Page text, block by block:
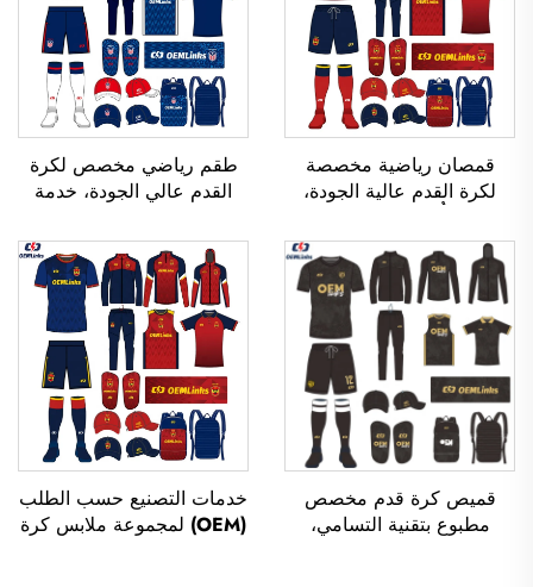
قمصان رياضية مخصصة
لكرة القدم عالية الجودة،
الطلب (OEM)، وقمصان
فريق كرة القدم، وملابس
كرة القدم، وقمصان رياضية
مخصصة لكرة القدم
طقم رياضي مخصص لكرة
القدم عالي الجودة، خدمة
قمصان رياضية مخصصة
لكرة القدم، أطقم زي رياضي
لكرة القدم، قمصان رياضية
مصنوعة باستخدام تقنية
التسامي
قميص كرة قدم مخصص
مطبوع بتقنية التسامي،
خدمات التصنيع حسب الطلب
(OEM) لمجموعة ملابس كرة